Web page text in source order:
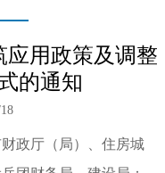
应用政策及调整
的通知
政厅（局）、住房城